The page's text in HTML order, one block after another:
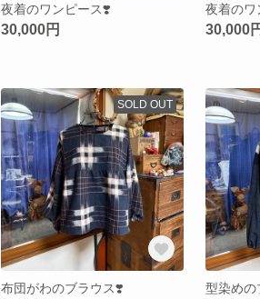
夜着のワンピース❣️
30,000円
夜着のワ
30,000
SOLD OUT
布団がわのブラウス❣️ 型染めの